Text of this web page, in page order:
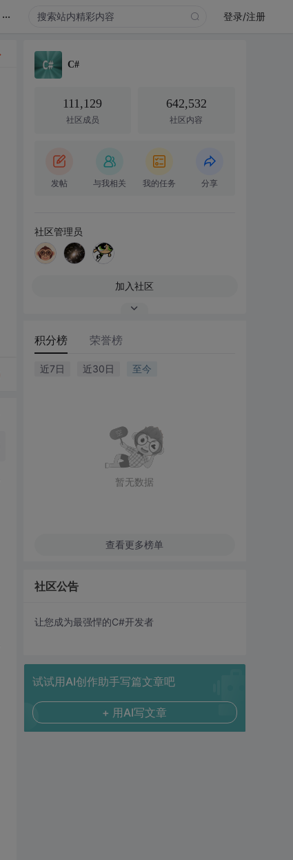
... 登录/注册
C#
111,129
社区成员
642,532
社区内容
发帖 与我相关 我的任务 分享
社区管理员
加入社区
积分榜 荣誉榜
近7日 近30日 至今
暂无数据
查看更多榜单
社区公告
让您成为最强悍的C#开发者
试试用AI创作助手写篇文章吧
+ 用AI写文章